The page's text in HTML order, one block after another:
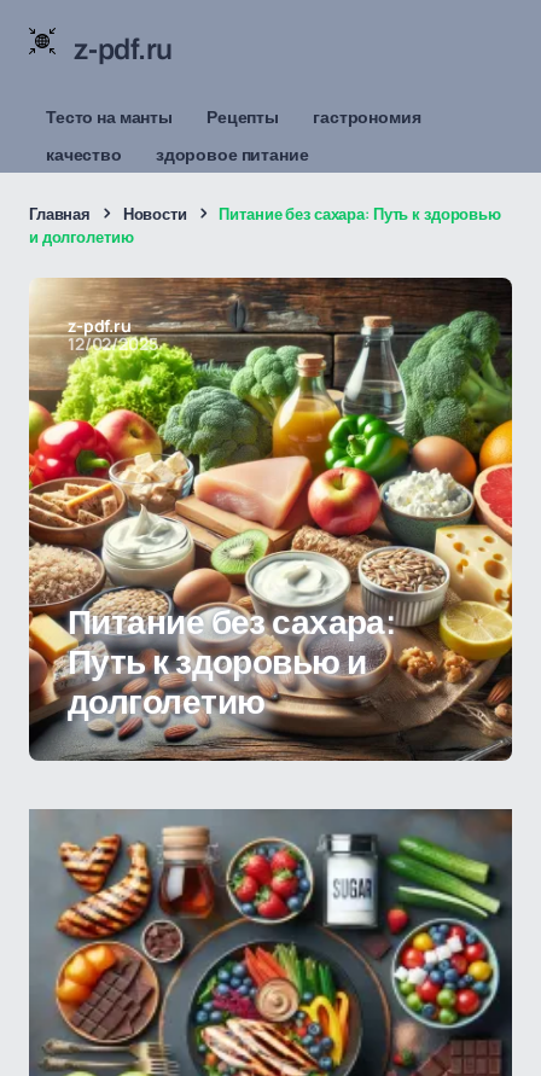
z-pdf.ru
Тесто на манты Рецепты
гастрономия
качество
здоровое питание
Главная Новости
Питание без сахара: Путь к здоровью
и долголетию
z-pdf.ru
12/02/2025
Питание без сахара:
Путь к здоровью и
долголетию